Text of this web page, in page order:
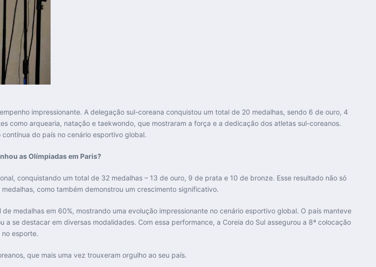
impressionante. A delegação sul-coreana conquistou um total de 20 medalhas, sendo 6 de ouro, 4
como arquearia, natação e taekwondo, que mostraram a força e a dedicação dos atletas sul-coreanos.
do país no cenário esportivo global.
as Olímpiadas em Paris?
conquistando um total de 32 medalhas – 13 de ouro, 9 de prata e 10 de bronze. Esse resultado não só
como também demonstrou um crescimento significativo.
medalhas em 60%, mostrando uma evolução impressionante no cenário esportivo global. O país manteve
se destacar em diversas modalidades. Com essa performance, a Coreia do Sul assegurou a 8ª colocação
esporte.
que mais uma vez trouxeram orgulho ao seu país.